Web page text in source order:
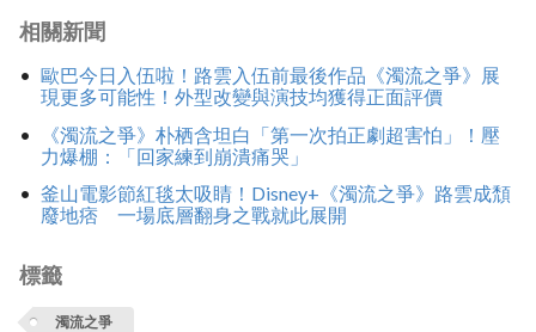
相關新聞
歐巴今日入伍啦！路雲入伍前最後作品《濁流之爭》展
現更多可能性！外型改變與演技均獲得正面評價
《濁流之爭》朴栖含坦白「第一次拍正劇超害怕」！壓
力爆棚：「回家練到崩潰痛哭」
釜山電影節紅毯太吸睛！Disney+《濁流之爭》路雲成頹
廢地痞 一場底層翻身之戰就此展開
標籤
濁流之爭